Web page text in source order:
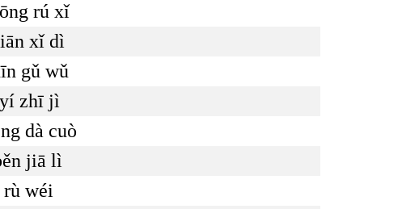
rú xǐ
xǐ dì
gǔ wǔ
zhī jì
dà cuò
jiā lì
wéi